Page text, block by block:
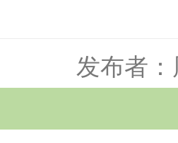
发布者